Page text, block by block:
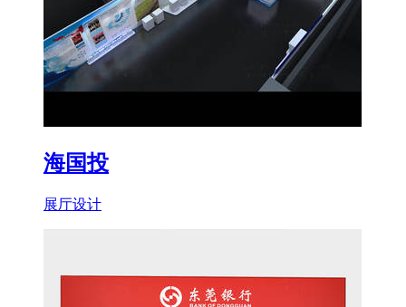
海国投
展厅设计